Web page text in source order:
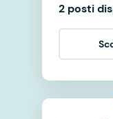
2 posti